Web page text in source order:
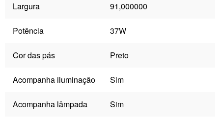
Largura 91,000000
Potência 37W
Cor das pás Preto
Acompanha iluminação Sim
Acompanha lâmpada Sim